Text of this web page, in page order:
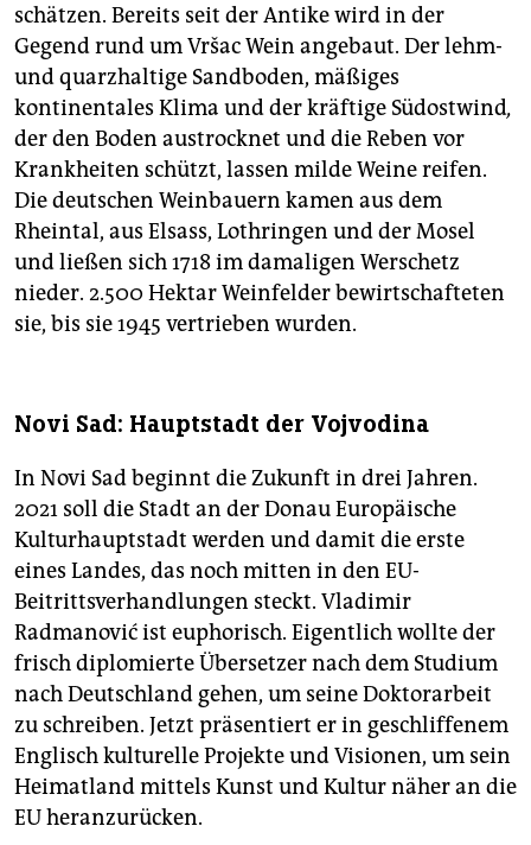
schätzen. Bereits seit der Antike wird in der
Gegend rund um Vršac Wein angebaut. Der lehm-
und quarzhaltige Sandboden, mäßiges
kontinentales Klima und der kräftige Südostwind,
der den Boden austrocknet und die Reben vor
Krankheiten schützt, lassen milde Weine reifen.
Die deutschen Weinbauern kamen aus dem
Rheintal, aus Elsass, Lothringen und der Mosel
und ließen sich 1718 im damaligen Wer­schetz
nieder. 2.500 Hektar Weinfelder bewirtschafteten
sie, bis sie 1945 vertrieben wurden.
Novi Sad: Hauptstadt der Vojvodina
In Novi Sad beginnt die Zukunft in drei Jahren.
2021 soll die Stadt an der Donau Europäische
Kulturhauptstadt werden und damit die erste
eines Landes, das noch mitten in den EU-
Beitrittsverhandlungen steckt. Vladimir
Radmanović ist euphorisch. Eigentlich wollte der
frisch diplomierte Übersetzer nach dem Studium
nach Deutschland gehen, um seine Doktorarbeit
zu schreiben. Jetzt präsentiert er in geschliffenem
Englisch kulturelle Projekte und Visionen, um sein
Heimatland mittels Kunst und Kultur näher an die
EU heranzurücken.